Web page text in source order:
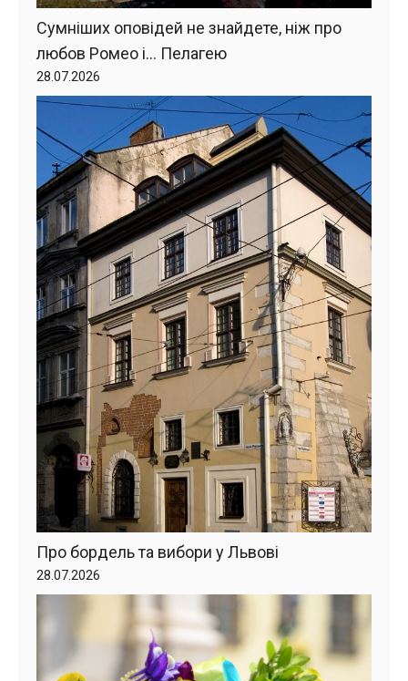
Сумніших оповідей не знайдете, ніж про
любов Ромео і… Пелагею
28.07.2026
Про бордель та вибори у Львові
28.07.2026